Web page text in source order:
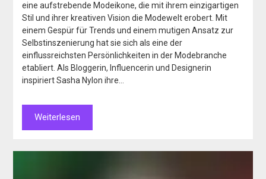
eine aufstrebende Modeikone, die mit ihrem einzigartigen
Stil und ihrer kreativen Vision die Modewelt erobert. Mit
einem Gespür für Trends und einem mutigen Ansatz zur
Selbstinszenierung hat sie sich als eine der
einflussreichsten Persönlichkeiten in der Modebranche
etabliert. Als Bloggerin, Influencerin und Designerin
inspiriert Sasha Nylon ihre…
Weiterlesen